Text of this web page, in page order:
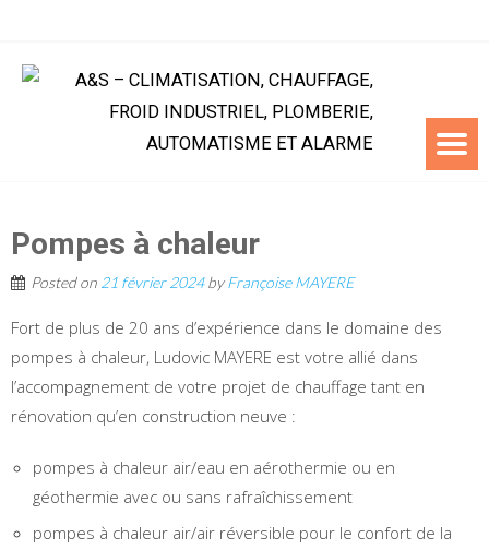
Pompes à chaleur
Posted on 21 février 2024byFrançoise MAYERE
Fort de plus de 20 ans d’expérience dans le domaine des
pompes à chaleur, Ludovic MAYERE est votre allié dans
l’accompagnement de votre projet de chauffage tant en
rénovation qu’en construction neuve :
pompes à chaleur air/eau en aérothermie ou en
géothermie avec ou sans rafraîchissement
pompes à chaleur air/air réversible pour le confort de la